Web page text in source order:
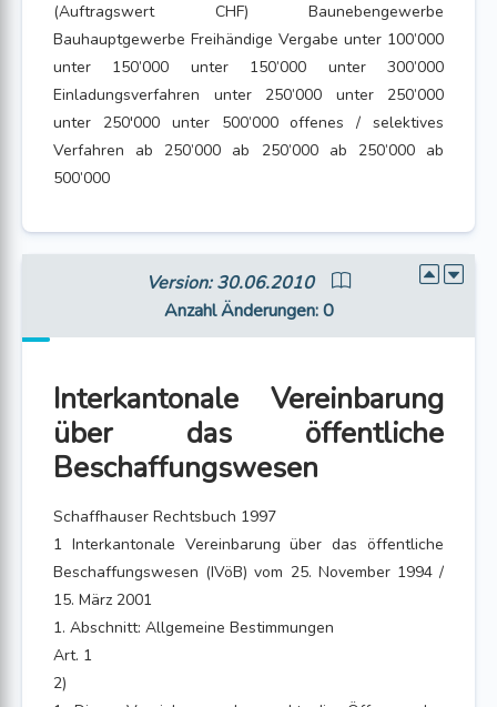
(Auftragswert CHF) Baunebengewerbe
Bauhauptgewerbe Freihändige Vergabe unter 100’000
unter 150’000 unter 150’000 unter 300’000
Einladungsverfahren unter 250’000 unter 250’000
unter 250'000 unter 500’000 offenes / selektives
Verfahren ab 250’000 ab 250’000 ab 250’000 ab
500’000
Version: 30.06.2010
Anzahl Änderungen: 0
Interkantonale Vereinbarung
über das öffentliche
Beschaffungswesen
Schaffhauser Rechtsbuch 1997
1 Interkantonale Vereinbarung über das öffentliche
Beschaffungswesen (IVöB) vom 25. November 1994 /
15. März 2001
1. Abschnitt: Allgemeine Bestimmungen
Art. 1
2)